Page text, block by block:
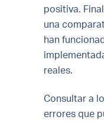
positiva.
una
han
reales.
Consultar a
errores que